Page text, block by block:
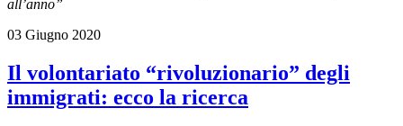
all’anno”
03 Giugno 2020
Il volontariato “rivoluzionario” degli
immigrati: ecco la ricerca